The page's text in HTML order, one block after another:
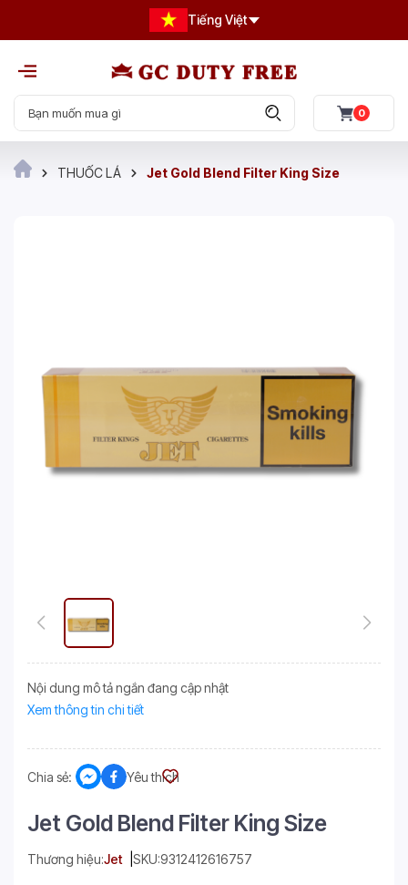
Tiếng Việt
0
THUỐC LÁ Jet Gold Blend Filter King Size
Nội dung mô tả ngắn đang cập nhật
Xem thông tin chi tiết
Chia sẻ: Yêu thích
Jet Gold Blend Filter King Size
Thương hiệu:Jet SKU:9312412616757